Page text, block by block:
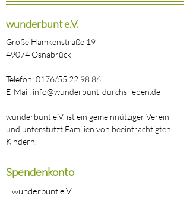
wunderbunt e.V.
Große Hamkenstraße 19
49074 Osnabrück
Telefon: 0176/55 22 98 86
E-Mail: info@wunderbunt-durchs-leben.de
wunderbunt e.V. ist ein gemeinnütziger Verein
und unterstützt Familien von beeinträchtigten
Kindern.
Spendenkonto
wunderbunt e.V.